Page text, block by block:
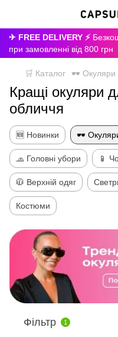
✈ FREE DELIVERY ⚡
при замовленні від 800 грн
🛒 Каталог 🕶 Окуляри
Кращі окуляри
обличчя
🆕 Новинки 🕶
🧢 Головні убори 📱
🧥 Верхній одяг
Костюми
Фільтр 1